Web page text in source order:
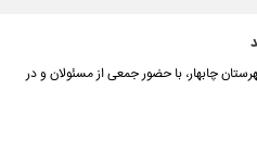
از توابع شهرستان چابهار، با حضور جمعی از مسئولان و در